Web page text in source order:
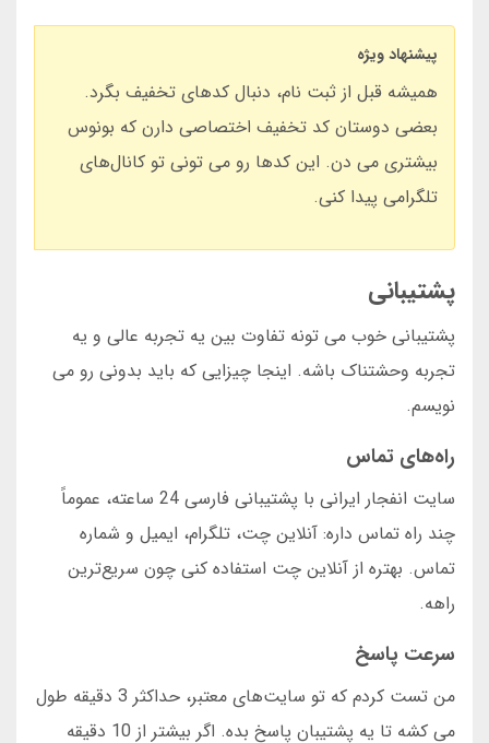
پیشنهاد ویژه
همیشه قبل از ثبت نام، دنبال کدهای تخفیف بگرد.
بعضی دوستان کد تخفیف اختصاصی دارن که بونوس
بیشتری می دن. این کدها رو می تونی تو کانال‌های
تلگرامی پیدا کنی.
پشتیبانی
پشتیبانی خوب می تونه تفاوت بین یه تجربه عالی و یه
تجربه وحشتناک باشه. اینجا چیزایی که باید بدونی رو می
نویسم.
راه‌های تماس
سایت انفجار ایرانی با پشتیبانی فارسی 24 ساعته، عموماً
چند راه تماس داره: آنلاین چت، تلگرام، ایمیل و شماره
تماس. بهتره از آنلاین چت استفاده کنی چون سریع‌ترین
راهه.
سرعت پاسخ
من تست کردم که تو سایت‌های معتبر، حداکثر 3 دقیقه طول
می کشه تا یه پشتیبان پاسخ بده. اگر بیشتر از 10 دقیقه